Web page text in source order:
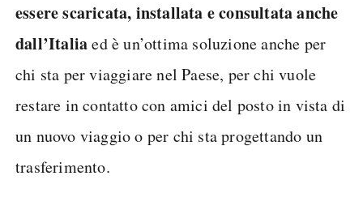
essere scaricata, installata e consultata anche
dall’Italiaed è un’ottima soluzione anche per
chi sta per viaggiare nel Paese, per chi vuole
restare in contatto con amici del posto in vista di
un nuovo viaggio o per chi sta progettando un
trasferimento.